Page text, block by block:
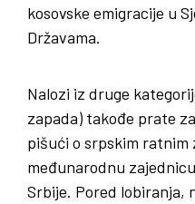
kosovske emigracije u
Državama.
Nalozi iz druge
zapada) takođe prate
pišući o srpskim ratnim
međunarodnu
Srbije. Pored lobiranja,